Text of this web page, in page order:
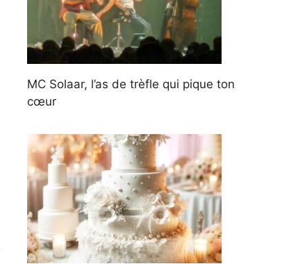
MC Solaar, l’as de trèfle qui pique ton
cœur